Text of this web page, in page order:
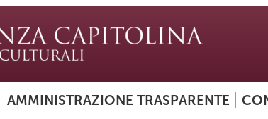
AMMINISTRAZIONE TRASPARENTE